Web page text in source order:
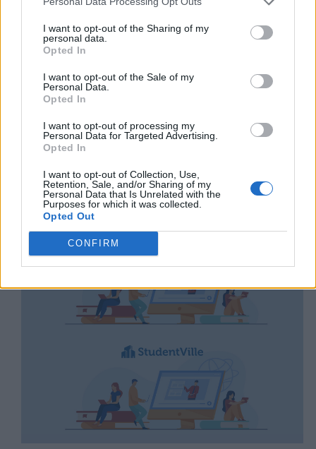
I want to opt-out of the Sharing of my
personal data.
Opted In
I want to opt-out of the Sale of my
Personal Data.
Opted In
I want to opt-out of processing my
Personal Data for Targeted Advertising.
Opted In
I want to opt-out of Collection, Use,
Retention, Sale, and/or Sharing of my
Personal Data that Is Unrelated with the
Purposes for which it was collected.
Opted Out
CONFIRM